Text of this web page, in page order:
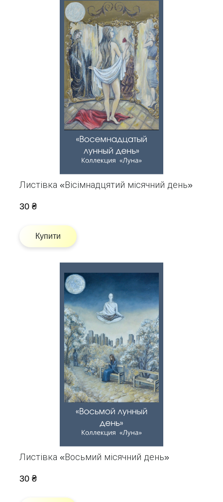
Листівка «Вісімнадцятий місячний день»
30 ₴
Купити
Листівка «Восьмий місячний день»
30 ₴